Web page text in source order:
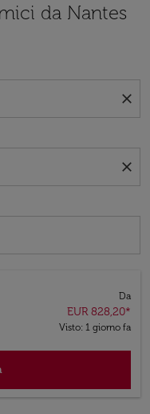
da Nantes
close
close
Da
EUR 828,20*
Visto: 1 giorno fa